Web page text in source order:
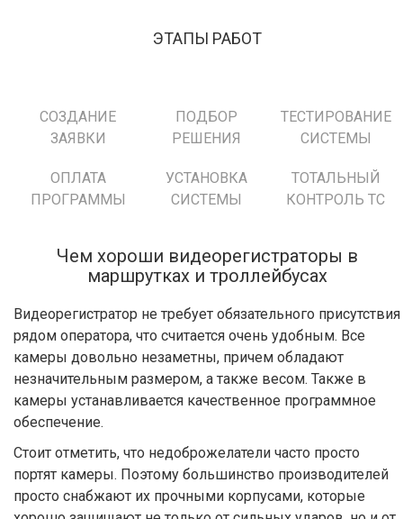
ЭТАПЫ РАБОТ
СОЗДАНИЕ
ЗАЯВКИ
ПОДБОР
РЕШЕНИЯ
ТЕСТИРОВАНИЕ
СИСТЕМЫ
ОПЛАТА
ПРОГРАММЫ
УСТАНОВКА
СИСТЕМЫ
ТОТАЛЬНЫЙ
КОНТРОЛЬ ТС
Чем хороши видеорегистраторы в
маршрутках и троллейбусах
Видеорегистратор не требует обязательного присутствия
рядом оператора, что считается очень удобным. Все
камеры довольно незаметны, причем обладают
незначительным размером, а также весом. Также в
камеры устанавливается качественное программное
обеспечение.
Стоит отметить, что недоброжелатели часто просто
портят камеры. Поэтому большинство производителей
просто снабжают их прочными корпусами, которые